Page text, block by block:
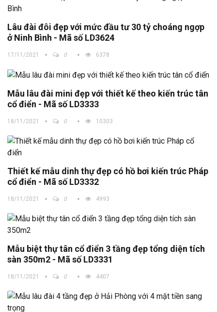
Lâu đài đôi đẹp với mức đầu tư 30 tỷ choáng ngợp
ở Ninh Bình - Mã số LD3624
17/11/2021 0 6378
Mẫu lâu đài mini đẹp với thiết kế theo kiến trúc tân
cổ điển - Mã số LD3333
18/11/2021 0 10303
Thiết kế mẫu dinh thự đẹp có hồ bơi kiến trúc Pháp
cổ điển - Mã số LD3332
18/11/2021 0 4993
Mẫu biệt thự tân cổ điển 3 tầng đẹp tổng diện tích
sàn 350m2 - Mã số LD3331
18/11/2021 0 4407